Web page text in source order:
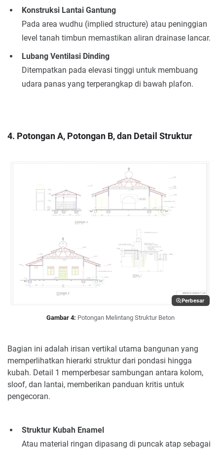
Konstruksi Lantai Gantung
Pada area wudhu (implied structure) atau peninggian
level tanah timbun memastikan aliran drainase lancar.
Lubang Ventilasi Dinding
Ditempatkan pada elevasi tinggi untuk membuang
udara panas yang terperangkap di bawah plafon.
4. Potongan A, Potongan B, dan Detail Struktur
Perbesar
Gambar 4: Potongan Melintang Struktur Beton
Bagian ini adalah irisan vertikal utama bangunan yang
memperlihatkan hierarki struktur dari pondasi hingga
kubah. Detail 1 memperbesar sambungan antara kolom,
sloof, dan lantai, memberikan panduan kritis untuk
pengecoran.
Struktur Kubah Enamel
Atau material ringan dipasang di puncak atap sebagai